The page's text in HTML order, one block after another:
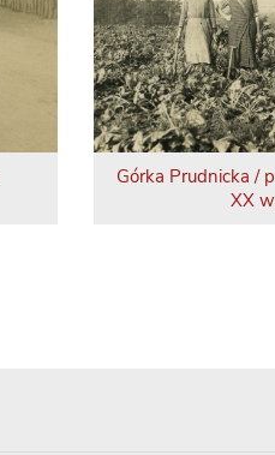
Górka Prudnicka /
XX